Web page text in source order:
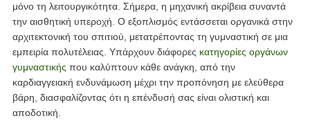
μόνο τη λειτουργικότητα. Σήμερα, η μηχανική ακρίβεια συναντά
την αισθητική υπεροχή. Ο εξοπλισμός εντάσσεται οργανικά στην
αρχιτεκτονική του σπιτιού, μετατρέποντας τη γυμναστική σε μια
εμπειρία πολυτέλειας. Υπάρχουν διάφορες κατηγορίες οργάνων
γυμναστικής που καλύπτουν κάθε ανάγκη, από την
καρδιαγγειακή ενδυνάμωση μέχρι την προπόνηση με ελεύθερα
βάρη, διασφαλίζοντας ότι η επένδυσή σας είναι ολιστική και
αποδοτική.